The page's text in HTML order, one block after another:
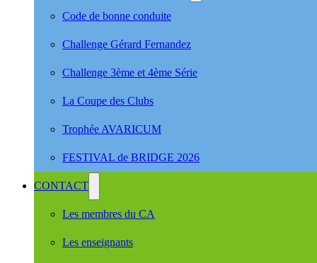
Code de bonne conduite
Challenge Gérard Fernandez
Challenge 3ème et 4ème Série
La Coupe des Clubs
Trophée AVARICUM
FESTIVAL de BRIDGE 2026
CONTACT
Les membres du CA
Les enseignants